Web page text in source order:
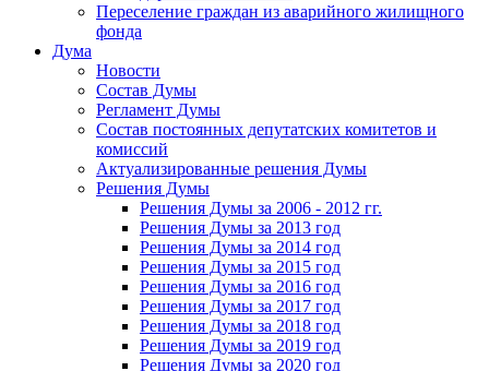
Переселение граждан из аварийного жилищного
фонда
Дума
Новости
Состав Думы
Регламент Думы
Состав постоянных депутатских комитетов и
комиссий
Актуализированные решения Думы
Решения Думы
Решения Думы за 2006 - 2012 гг.
Решения Думы за 2013 год
Решения Думы за 2014 год
Решения Думы за 2015 год
Решения Думы за 2016 год
Решения Думы за 2017 год
Решения Думы за 2018 год
Решения Думы за 2019 год
Решения Думы за 2020 год